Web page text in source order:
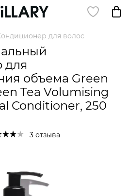
для волос
для
объема Green
Tea Volumising
Conditioner, 250
3 отзыва